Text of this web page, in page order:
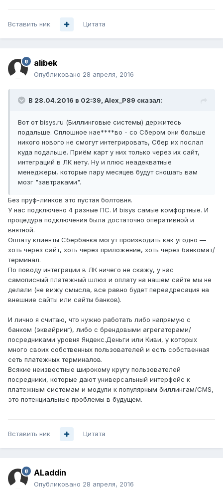
Вставить ник Цитата
alibek
Опубликовано 28 апреля, 2016
В 28.04.2016 в 02:39, Alex_P89 сказал:
Вот от bisys.ru (Биллинговые системы) держитесь
подальше. Сплошное нае****во - со Сбером они больше
никого нового не смогут интегрировать, Сбер их послал
куда подальше. Приём карт у них только через их сайт,
интеграций в ЛК нету. Ну и плюс неадекватные
менеджеры, которые пару месяцев будут сношать вам
мозг "завтраками".
Без пруф-линков это пустая болтовня.
У нас подключено 4 разные ПС. И bisys самые комфортные. И
процедура подключения была достаточно оперативной и
внятной.
Оплату клиенты Сбербанка могут производить как угодно —
хоть через сайт, хоть через приложение, хоть через банкомат/
терминал.
По поводу интеграции в ЛК ничего не скажу, у нас
самописный платежный шлюз и оплату на нашем сайте мы не
делали (не вижу смысла, все равно будет переадресация на
внешние сайты или сайты банков).
И лично я считаю, что нужно работать либо напрямую с
банком (эквайринг), либо с брендовыми агрегаторами/
посредниками уровня Яндекс.Деньги или Киви, у которых
много своих собственных пользователей и есть собственная
сеть платежных терминалов.
Всякие неизвестные широкому кругу пользователей
посредники, которые дают универсальный интерфейс к
платежным системам и модули к популярным биллингам/CMS,
это потенциальные проблемы в будущем.
Вставить ник Цитата
ALaddin
Опубликовано 28 апреля, 2016